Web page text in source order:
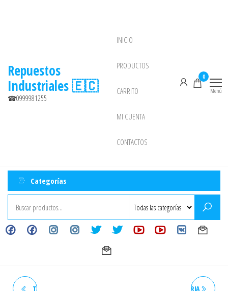
Repuestos
Industriales 🇪🇨
☎0999981255
INICIO
PRODUCTOS
CARRITO
MI CUENTA
CONTACTOS
0
Menú
Categorías
TEE SANITARIA, EXTREMOS VÁLVULA DE BOLA SANITARIA